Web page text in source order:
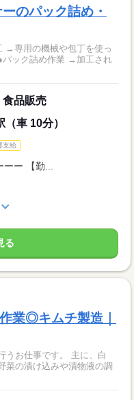
のパック詰め・
→専用の機械や包丁を使っ
パック詰め作業 →加工され
食品販売
車 10分）
支給
ー 【勤...
る
業◎キムチ製造｜
事です。 主に、白
菜の漬け込みや漬物液の調